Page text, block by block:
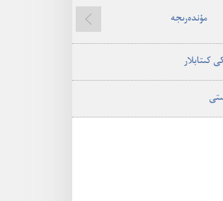
تاللاش
كىتاب
—‏
مە‌تتا
مۇندەرىجە
كېيىنكىسى
كىتابلار